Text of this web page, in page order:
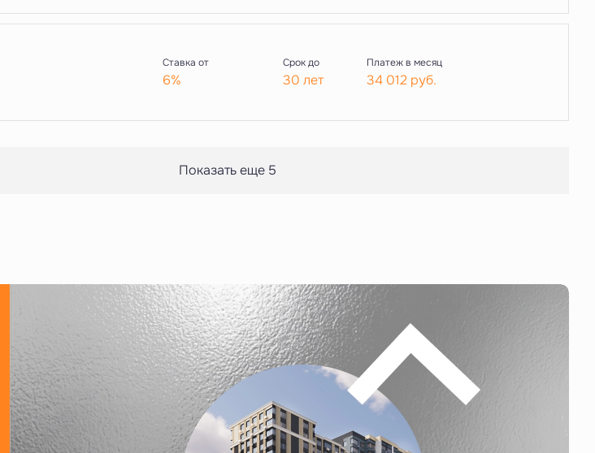
Ставка от
6%
Срок до
30 лет
Платеж в месяц
34 012 руб.
Показать еще 5